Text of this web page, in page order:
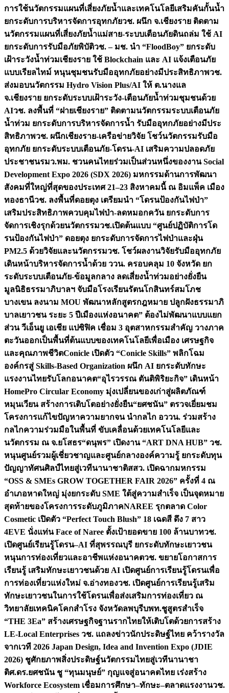
การใช้นวัตกรรมแผนที่เสี่ยงภัยน้ำและเทคโนโลยีเสริมคันกั้นน้ำ
ยกระดับการบริหารจัดการอุทกภัยวช. ผนึก จ.เชียงราย ติดตาม
นวัตกรรมแผนที่เสี่ยงภัยน้ำแม่สาย-ระบบเตือนภัยดินถล่ม ใช้ AI
ยกระดับการรับมือภัยพิบัติวช. – มช. นำ “FloodBoy” ยกระดับ
เฝ้าระวังน้ำท่วมเชียงราย ใช้ Blockchain และ AI แจ้งเตือนภัย
แบบเรียลไทม์ หนุนชุมชนรับมืออุทกภัยอย่างมีประสิทธิภาพวช.
ส่งมอบนวัตกรรม Hydro Vision Plus/AI ให้ ต.นางแล
จ.เชียงราย ยกระดับระบบเฝ้าระวัง-เตือนภัยน้ำท่วมชุมชนด้วย
AIวช. ลงพื้นที่ “ฝายเชียงราย” ติดตามนวัตกรรมระบบเตือนภัย
น้ำท่วม ยกระดับการบริหารจัดการน้ำ รับมืออุทกภัยอย่างมีประ
สิทธิภาพวช. ผนึกเชียงราย-เครือข่ายวิจัย โชว์นวัตกรรมรับมือ
อุทกภัย ยกระดับระบบเตือนภัย-โดรน-AI เสริมความปลอดภัย
ประชาชนรมว.พม. ชวนคนไทยร่วมเป็นส่วนหนึ่งของงาน Social
Development Expo 2026 (SDX 2026) มหกรรมด้านการพัฒนา
สังคมที่ใหญ่ที่สุดของประเทศ 21–23 สิงหาคมนี้ ณ อิมแพ็ค เมือง
ทองธานีวช. ลงพื้นที่ดอยตุง เตรียมนำ “โดรนป้องกันไฟป่า”
เสริมประสิทธิภาพควบคุมไฟป่า-ลดหมอกควัน ยกระดับการ
จัดการเชิงรุกด้วยนวัตกรรมวช.เปิดต้นแบบ “ศูนย์ปฏิบัติการโด
รนป้องกันไฟป่า” ดอยตุง ยกระดับการจัดการไฟป่าและฝุ่น
PM2.5 ด้วยวิจัยและนวัตกรรมวช. โชว์ผลงานวิจัยรับมืออุทกภัย
เดินหน้าบริหารจัดการน้ำด้วย ววน. ครอบคลุม 10 จังหวัด ยก
ระดับระบบเตือนภัย-ข้อมูลกลาง ลดเสี่ยงน้ำท่วมอย่างยั่งยืน
มูลนิธิธรรมาภิบาลฯ จับมือโรงเรียนรัตนโกสินทร์สมโภช
บางเขน ลงนาม MOU พัฒนาหลักสูตรกฎหมาย ปลูกฝังธรรมาภิ
บาลเยาวชน ระยะ 5 ปีเมืองแห่งอนาคต” ต้องไม่พัฒนาแบบแยก
ส่วน วีเอ็นยู เอเชีย แปซิฟิค เชื่อม 3 อุตสาหกรรมสำคัญ วางภาค
ตะวันออกเป็นพื้นที่ต้นแบบของเทคโนโลยีเพื่อเมือง เศรษฐกิจ
และคุณภาพชีวิตConicle เปิดตัว “Conicle Skills” พลิกโฉม
องค์กรสู่ Skills-Based Organization ผนึก AI ยกระดับทักษะ
แรงงานไทยรับโลกอนาคต“อุไรวรรณ ตันติพิริยะกิจ” เดินหน้า
HomePro Circular Economy มุ่งเปลี่ยนของเก่าสู่ผลิตภัณฑ์
หมุนเวียน สร้างการเติบโตอย่างยั่งยืน“ยศชนัน” ตรวจเยี่ยมชม
โครงการแก้ไขปัญหาความยากจน นำกลไก อววน. ร่วมสร้าง
กลไกความร่วมมือในพื้นที่ ขับเคลื่อนด้วยเทคโนโลยีและ
นวัตกรรม ณ จ.ยโสธร“ดนุพร” เปิดงาน “ART DNA HUB” วช.
หนุนศูนย์รวมผู้เชี่ยวชาญและศูนย์กลางองค์ความรู้ ยกระดับทุน
ปัญญาทัศนศิลป์ไทยสู่เวทีนานาชาติสสว. เปิดฉากมหกรรม
“OSS & SMEs GROW TOGETHER FAIR 2026” ครั้งที่ 4 ณ
อำเภอหาดใหญ่ มุ่งยกระดับ SME ใต้สู่ความสำเร็จ เป็นจุดหมาย
สุดท้ายของโครงการระดับภูมิภาคNAREE รุกตลาด Color
Cosmetic เปิดตัว “Perfect Touch Blush” 18 เฉดสี ดึง 7 สาว
4EVE นั่งแท่น Face of Naree ตั้งเป้ายอดขาย 100 ล้านบาทวช.
เปิดศูนย์เรียนรู้โดรน–AI ที่สุพรรณบุรี ยกระดับทักษะเยาวชน
หนุนการท่องเที่ยวและอาชีพแห่งอนาคตวช. ขยายโอกาสการ
เรียนรู้ เสริมทักษะเยาวชนด้วย AI เปิดศูนย์การเรียนรู้โดรนเพื่อ
การท่องเที่ยวแห่งใหม่ จ.อ่างทองวช. เปิดศูนย์การเรียนรู้เสริม
ทักษะเยาวชนในการใช้โดรนเพื่อส่งเสริมการท่องเที่ยว ณ
วิทยาลัยเทคนิคโคกสำโรง จังหวัดลพบุรีบพท.ชูสูตรสำเร็จ
“THE 3Ea” สร้างเศรษฐกิจฐานรากไทยให้เติบโตด้วยการสร้าง
LE-Local Enterprises วช. แถลงข่าวนักประดิษฐ์ไทย คว้ารางวัล
จากเวที 2026 Japan Design, Idea and Invention Expo (JDIE
2026) ชูศักยภาพสิ่งประดิษฐ์นวัตกรรมไทยสู่เวทีนานาชา
ติศ.ดร.ยศชนัน ชู “ทุนมนุษย์” กุญแจสู่อนาคตไทย เร่งสร้าง
Workforce Ecosystem เชื่อมการศึกษา–ทักษะ–ตลาดแรงงานวช.